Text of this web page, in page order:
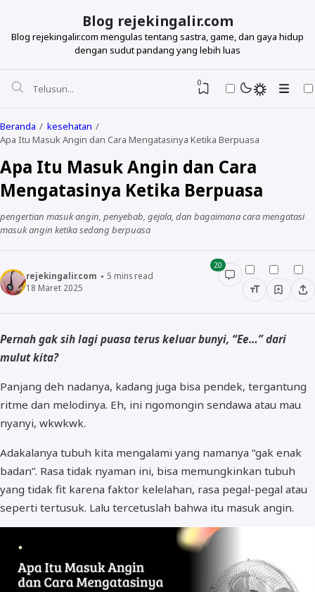
Blog rejekingalir.com
Blog rejekingalir.com mengulas tentang sastra, game, dan gaya hidup
dengan sudut pandang yang lebih luas
0
Beranda
kesehatan
Apa Itu Masuk Angin dan Cara Mengatasinya Ketika Berpuasa
Apa Itu Masuk Angin dan Cara
Mengatasinya Ketika Berpuasa
pengertian masuk angin, penyebab, gejala, dan bagaimana cara mengatasi
masuk angin ketika sedang berpuasa
rejekingalir.com 5 mins read
18 Maret 2025
20
Pernah gak sih lagi puasa terus keluar bunyi, “Ee…” dari
mulut kita?
Panjang deh nadanya, kadang juga bisa pendek, tergantung
ritme dan melodinya. Eh, ini ngomongin sendawa atau mau
nyanyi, wkwkwk.
Adakalanya tubuh kita mengalami yang namanya “gak enak
badan”. Rasa tidak nyaman ini, bisa memungkinkan tubuh
yang tidak fit karena faktor kelelahan, rasa pegal-pegal atau
seperti tertusuk. Lalu tercetuslah bahwa itu masuk angin.